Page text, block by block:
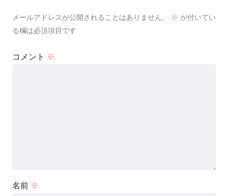
メールアドレスが公開されることはありません。 ※ が付いてい
る欄は必須項目です
コメント ※
名前 ※